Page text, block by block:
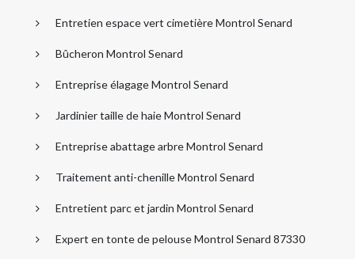
Entretien espace vert cimetière Montrol Senard
Bûcheron Montrol Senard
Entreprise élagage Montrol Senard
Jardinier taille de haie Montrol Senard
Entreprise abattage arbre Montrol Senard
Traitement anti-chenille Montrol Senard
Entretient parc et jardin Montrol Senard
Expert en tonte de pelouse Montrol Senard 87330